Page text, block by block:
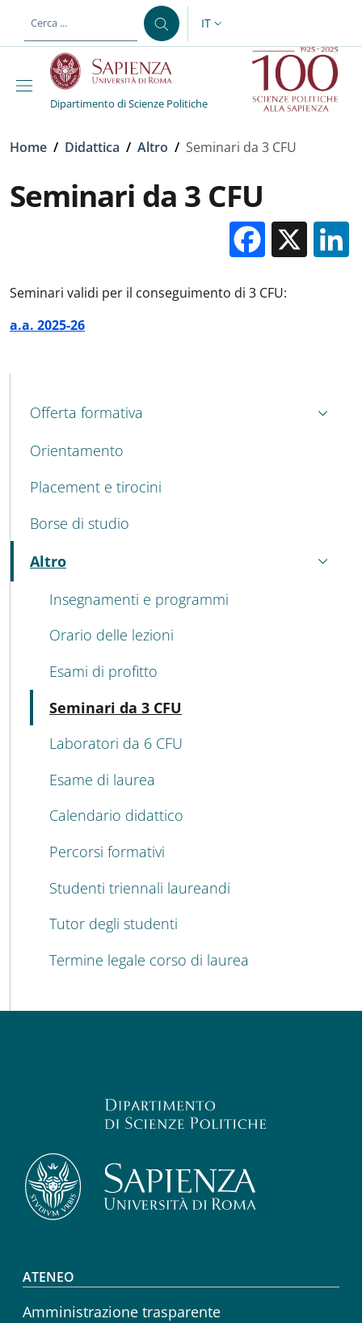
al contenuto principale
SELETTORE LINGUA:
IT
Dipartimento di Scienze Politiche
Briciole di pane
Home / Didattica / Altro / Seminari da 3 CFU
Seminari da 3 CFU
X
Seminari validi per il conseguimento di 3 CFU:
a.a. 2025-26
MAIN NAVIGATION
Offerta formativa
Orientamento
Placement e tirocini
Borse di studio
Altro
Attivo
Insegnamenti e programmi
Orario delle lezioni
Esami di profitto
Seminari da 3 CFU
Laboratori da 6 CFU
Esame di laurea
Calendario didattico
Percorsi formativi
Studenti triennali laureandi
Tutor degli studenti
Termine legale corso di laurea
Footer menu
ATENEO
Amministrazione trasparente